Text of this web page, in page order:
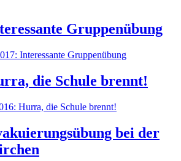
Gruppenübung
Interessante Gruppenübung
die Schule brennt!
Hurra, die Schule brennt!
bei der